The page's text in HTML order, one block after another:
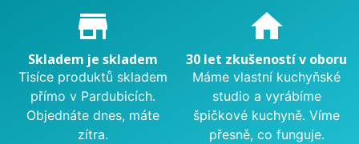
Proč nakupovat u nás?
store_mall_directory
Skladem je skladem
Tisíce produktů skladem
přímo v Pardubicích.
Objednáte dnes, máte
zítra.
home
30 let zkušeností v oboru
Máme vlastní kuchyňské
studio a vyrábíme
špičkové kuchyně. Víme
přesně, co funguje.